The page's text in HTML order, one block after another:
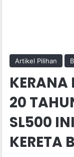
Artikel Pilihan
KERANA
20
SL500
KERETA